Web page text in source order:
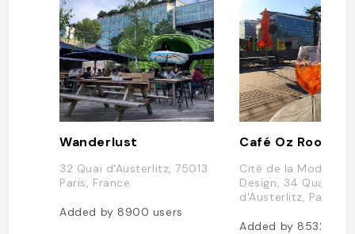
Wanderlust
32 Quai d'Austerlitz, 75013
Paris, France
Added by8900 users
Cité de la Mode et
Design, 34 Quai
d'Austerlitz, Paris
Added by8532